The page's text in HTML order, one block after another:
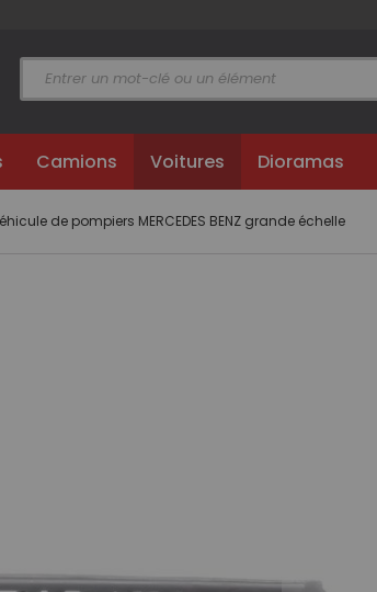
Camions Voitures Dioramas
de pompiers MERCEDES BENZ grande échelle